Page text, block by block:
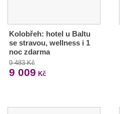
Kolobřeh: hotel u Baltu
se stravou, wellness i 1
noc zdarma
9 483 Kč
9 009 Kč